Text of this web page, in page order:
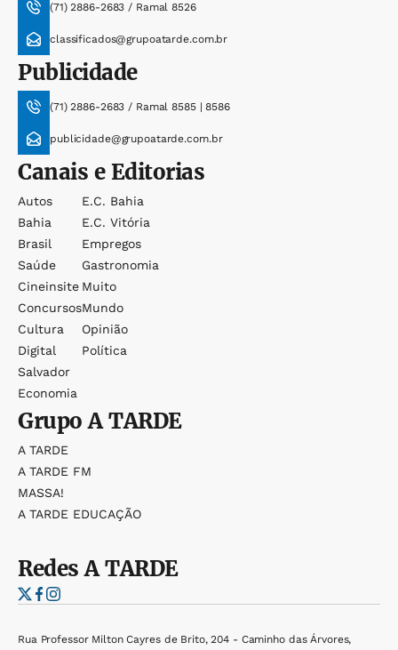
(71) 2886-2683 / Ramal 8526
classificados@grupoatarde.com.br
Publicidade
(71) 2886-2683 / Ramal 8585 | 8586
publicidade@grupoatarde.com.br
Canais e Editorias
Autos
Bahia
Brasil
Saúde
Cineinsite
Concursos
Cultura
Digital
Salvador
Economia
E.c. Bahia
E.c. Vitória
Empregos
Gastronomia
Muito
Mundo
Opinião
Política
GrupoA TARDE
A TARDE
A TARDE FM
MASSA!
A TARDE EDUCAÇÃO
RedesA TARDE
Rua Professor Milton Cayres de Brito, 204 - Caminho das Árvores,